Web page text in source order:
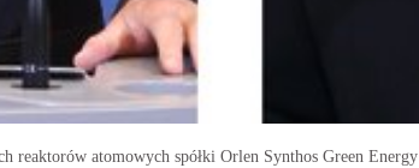
reaktorów atomowych spółki Orlen Synthos Green Energy